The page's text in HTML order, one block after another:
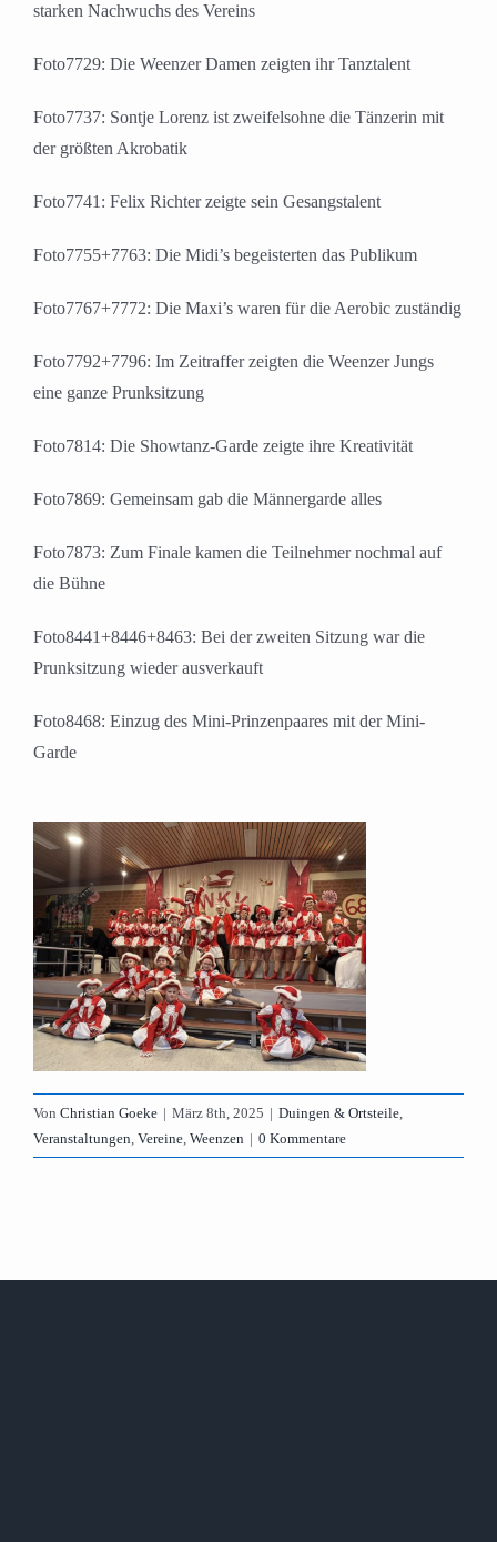
starken Nachwuchs des Vereins
Foto7729: Die Weenzer Damen zeigten ihr Tanztalent
Foto7737: Sontje Lorenz ist zweifelsohne die Tänzerin mit
der größten Akrobatik
Foto7741: Felix Richter zeigte sein Gesangstalent
Foto7755+7763: Die Midi’s begeisterten das Publikum
Foto7767+7772: Die Maxi’s waren für die Aerobic zuständig
Foto7792+7796: Im Zeitraffer zeigten die Weenzer Jungs
eine ganze Prunksitzung
Foto7814: Die Showtanz-Garde zeigte ihre Kreativität
Foto7869: Gemeinsam gab die Männergarde alles
Foto7873: Zum Finale kamen die Teilnehmer nochmal auf
die Bühne
Foto8441+8446+8463: Bei der zweiten Sitzung war die
Prunksitzung wieder ausverkauft
Foto8468: Einzug des Mini-Prinzenpaares mit der Mini-
Garde
Von Christian Goeke | März 8th, 2025 | Duingen & Ortsteile,
Veranstaltungen, Vereine, Weenzen | 0 Kommentare